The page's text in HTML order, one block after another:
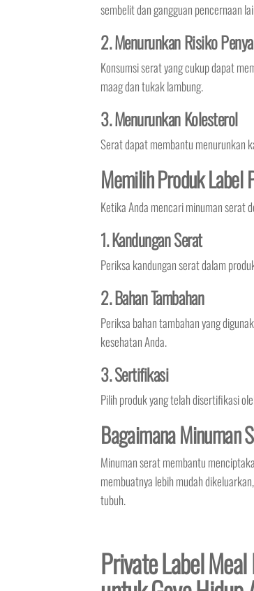
sembelit dan gangguan pencernaan
2. Menurunkan Risiko
Konsumsi serat yang cukup dapat
maag dan tukak lambung.
3. Menurunkan Kolesterol
Serat dapat membantu menurunkan
Memilih Produk Label
Ketika Anda mencari minuman serat
1. Kandungan Serat
Periksa kandungan serat dalam
2. Bahan Tambahan
Periksa bahan tambahan yang
kesehatan Anda.
3. Sertifikasi
Pilih produk yang telah disertifikasi
Bagaimana Minuman
Minuman serat membantu
membuatnya lebih mudah
tubuh.
Private Label